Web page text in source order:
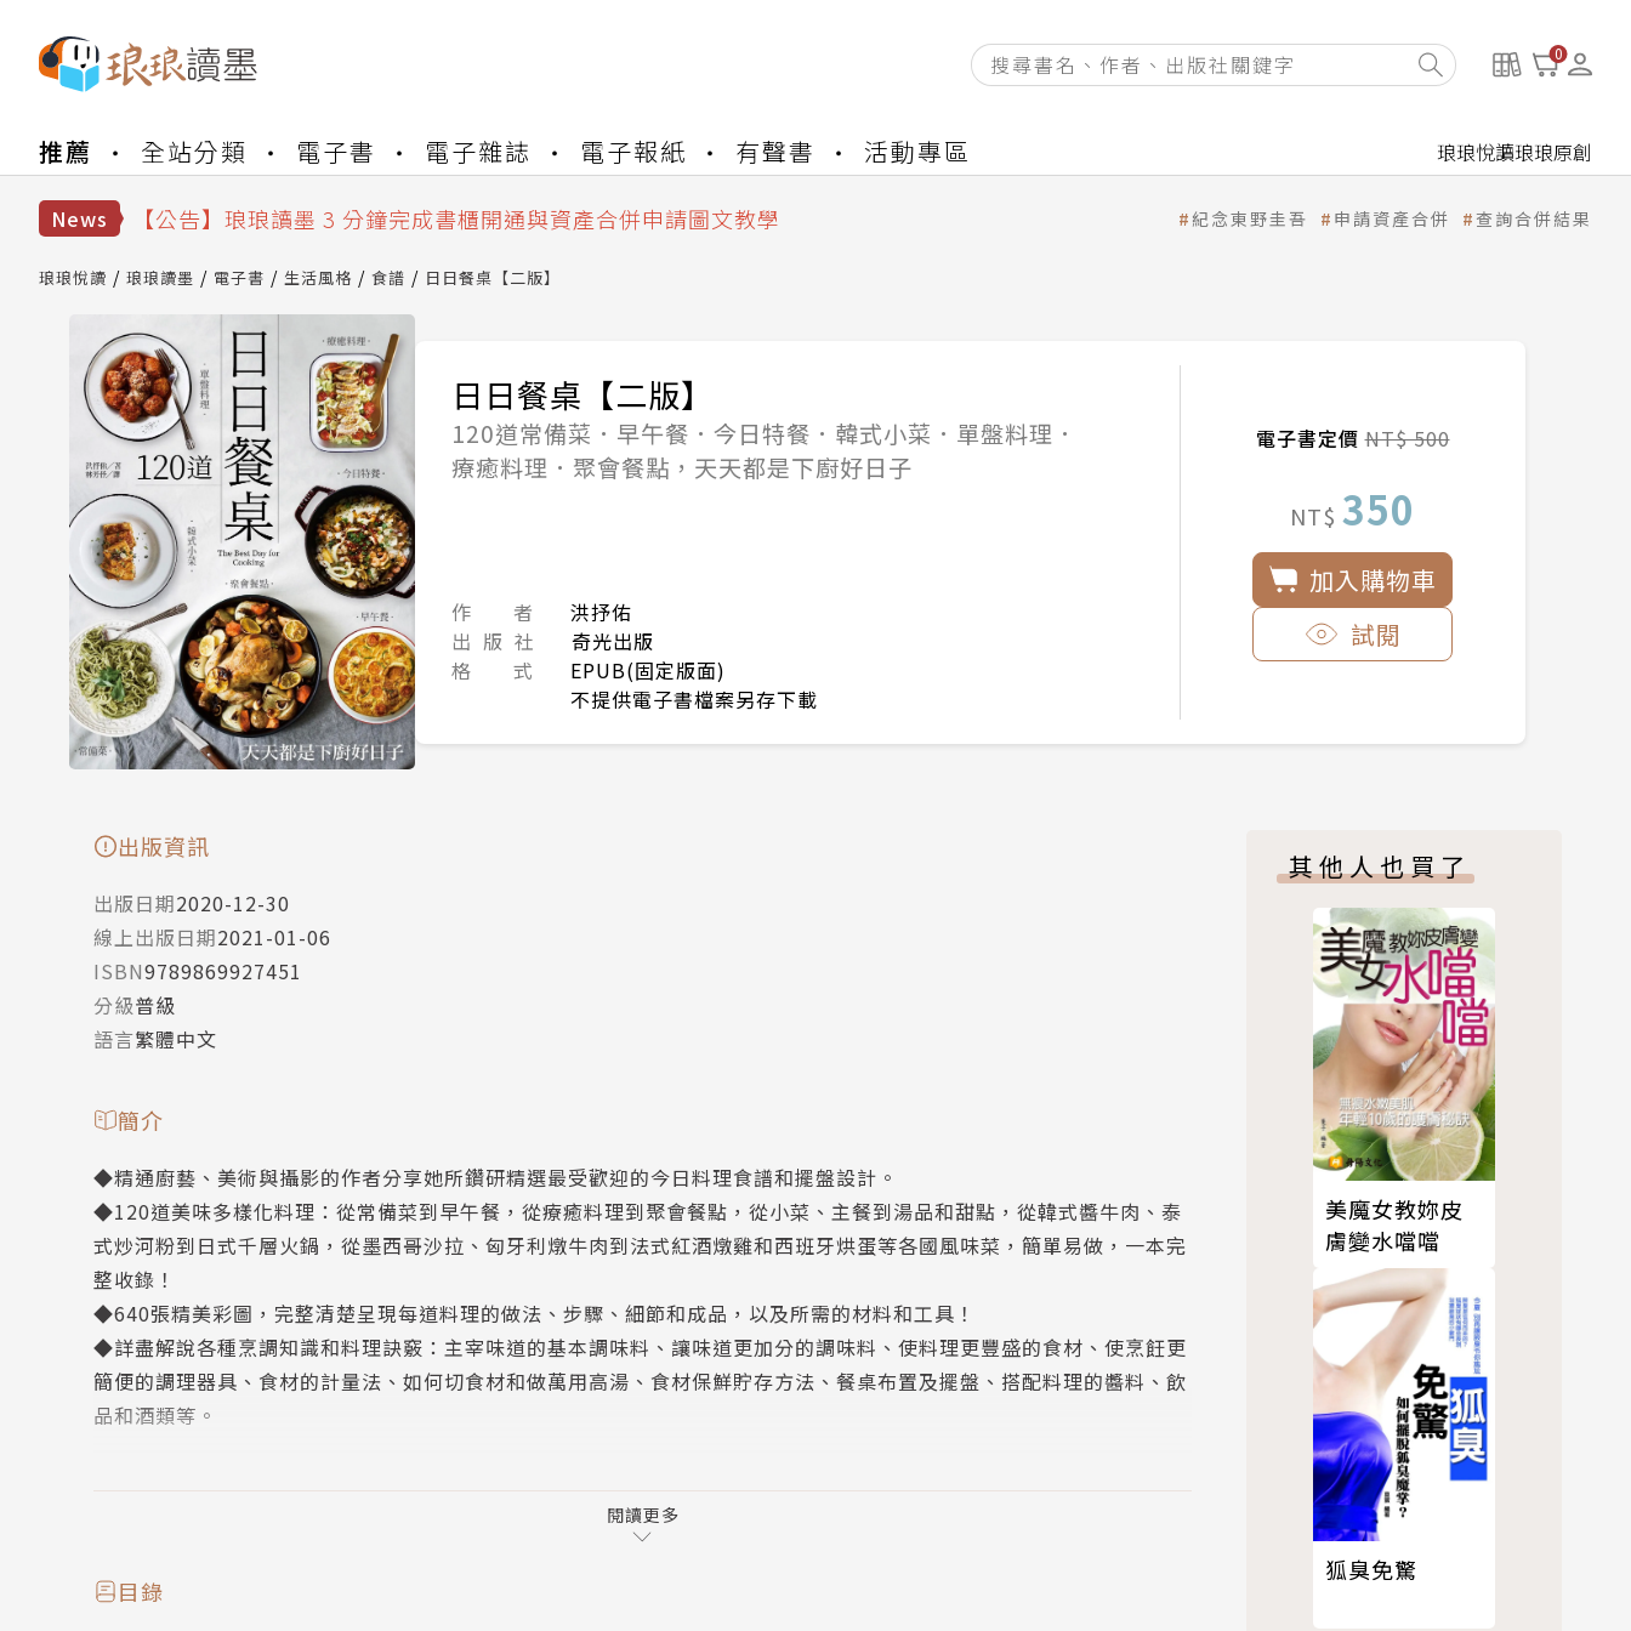
0
推薦 全站分類 電子書 電子雜誌 電子報紙 有聲書 活動專區 琅琅悅讀琅琅原創
News
【公告】琅琅讀墨數位閱讀資產合併與書櫃開通申請
【公告】琅琅讀墨 3 分鐘完成書櫃開通與資產合併申請圖文教學
【公告】琅琅讀墨數位閱讀資產合併與書櫃開通申請
紀念東野圭吾 申請資產合併 查詢合併結果
琅琅悅讀 琅琅讀墨 電子書 生活風格 食譜 日日餐桌【二版】
日日餐桌【二版】
120道常備菜．早午餐．今日特餐．韓式小菜．單盤料理．
療癒料理．聚會餐點，天天都是下廚好日子
作 者
洪抒佑
出 版 社
奇光出版
格 式
EPUB(固定版面)
不提供電子書檔案另存下載
電子書定價NT$ 500
NT$ 350
加入購物車
試閱
出版資訊
出版日期2020-12-30
線上出版日期2021-01-06
ISBN9789869927451
分級普級
語言繁體中文
簡介
◆精通廚藝、美術與攝影的作者分享她所鑽研精選最受歡迎的今日料理食譜和擺盤設計。
◆120道美味多樣化料理：從常備菜到早午餐，從療癒料理到聚會餐點，從小菜、主餐到湯品和甜點，從韓式醬牛肉、泰
式炒河粉到日式千層火鍋，從墨西哥沙拉、匈牙利燉牛肉到法式紅酒燉雞和西班牙烘蛋等各國風味菜，簡單易做，一本完
整收錄！
◆640張精美彩圖，完整清楚呈現每道料理的做法、步驟、細節和成品，以及所需的材料和工具！
◆詳盡解說各種烹調知識和料理訣竅：主宰味道的基本調味料、讓味道更加分的調味料、使料理更豐盛的食材、使烹飪更
簡便的調理器具、食材的計量法、如何切食材和做萬用高湯、食材保鮮貯存方法、餐桌布置及擺盤、搭配料理的醬料、飲
品和酒類等。
或身體虛弱時就能填滿能量。我在書中將這些承載了我無限回憶的食譜分享給大家，希望看了本書並做這些菜的人，都能
──本書作者 洪抒佑
閱讀更多
目錄
其他人也買了
美魔女教妳皮
膚變水噹噹
狐臭免驚